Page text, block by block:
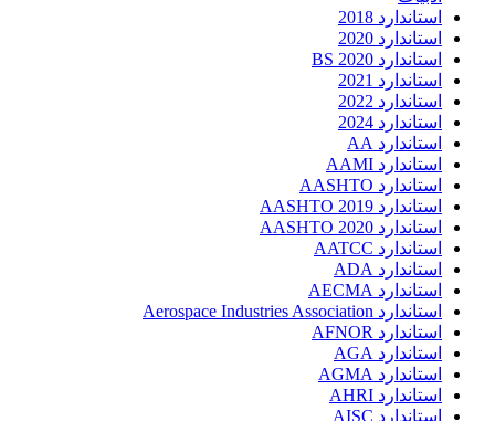
استاندارد 2018
استاندارد 2020
استاندارد 2020 BS
استاندارد 2021
استاندارد 2022
استاندارد 2024
استاندارد AA
استاندارد AAMI
استاندارد AASHTO
استاندارد AASHTO 2019
استاندارد AASHTO 2020
استاندارد AATCC
استاندارد ADA
استاندارد AECMA
استاندارد Aerospace Industries Association
استاندارد AFNOR
استاندارد AGA
استاندارد AGMA
استاندارد AHRI
استاندارد AISC